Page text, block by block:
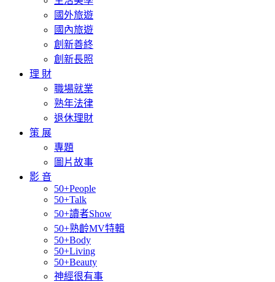
國外旅遊
國內旅遊
創新善終
創新長照
理 財
職場就業
熟年法律
退休理財
策 展
專題
圖片故事
影 音
50+People
50+Talk
50+讀者Show
50+熟齡MV特輯
50+Body
50+Living
50+Beauty
神經很有事